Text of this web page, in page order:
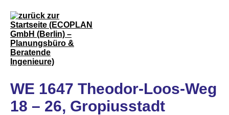
WE 1647 Theodor-Loos-Weg
18 – 26, Gropiusstadt